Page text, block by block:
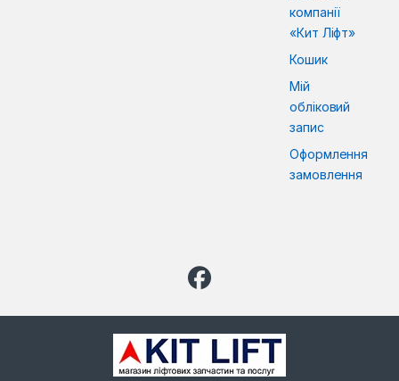
компанії
«Кит Ліфт»
Кошик
Мій
обліковий
запис
Оформлення
замовлення